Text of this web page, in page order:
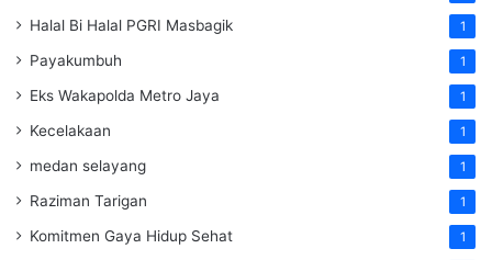
Halal Bi Halal PGRI Masbagik 1
Payakumbuh 1
Eks Wakapolda Metro Jaya 1
Kecelakaan 1
medan selayang 1
Raziman Tarigan 1
Komitmen Gaya Hidup Sehat 1